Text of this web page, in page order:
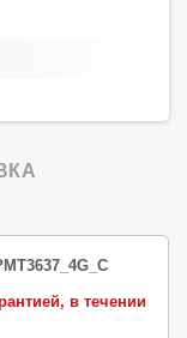
в течении